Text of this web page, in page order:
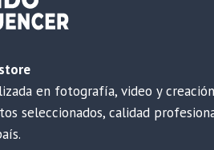
en fotografía, video y
seleccionados, calidad